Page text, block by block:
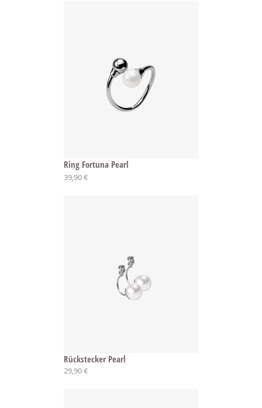
Ring Fortuna Pearl
Ab
39,90 €
Rückstecker Pearl
29,90 €